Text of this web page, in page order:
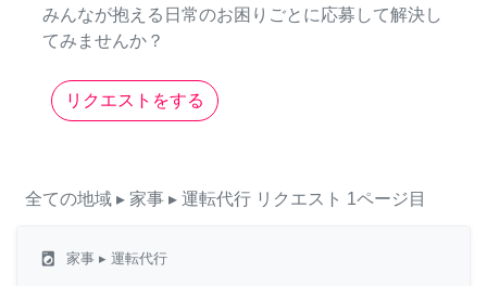
みんなが抱える日常のお困りごとに応募して解決し
てみませんか？
リクエストをする
全ての地域 ▸ 家事 ▸ 運転代行 リクエスト 1ページ目
local_laundry_service 家事 ▸ 運転代行